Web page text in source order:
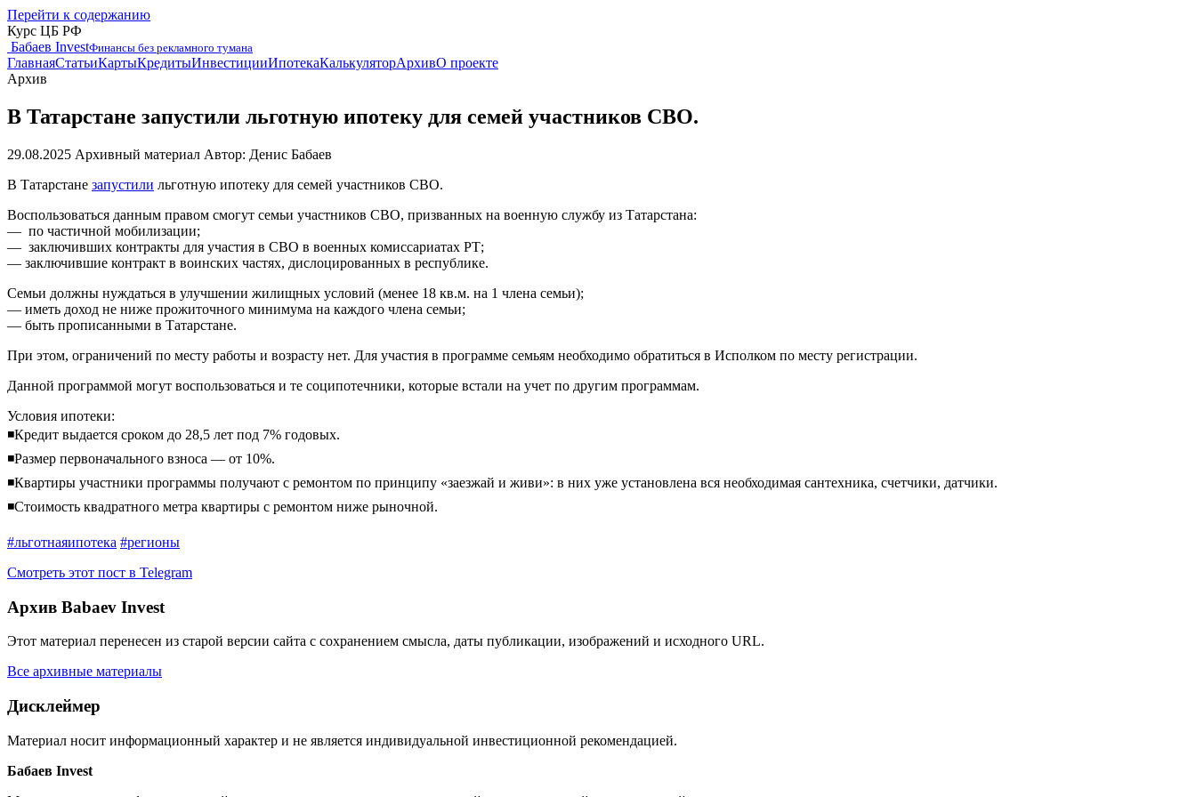
Перейти к содержанию
Курс ЦБ РФ
Бабаев InvestФинансы без рекламного тумана
ГлавнаяСтатьиКартыКредитыИнвестицииИпотекаКалькуляторАрхивО проекте
Архив
В Татарстане запустили льготную ипотеку для семей участников СВО.
29.08.2025 Архивный материал Автор: Денис Бабаев
В Татарстане запустили льготную ипотеку для семей участников СВО.
Воспользоваться данным правом смогут семьи участников СВО, призванных на военную службу из Татарстана:
— по частичной мобилизации;
— заключивших контракты для участия в СВО в военных комиссариатах РТ;
— заключившие контракт в воинских частях, дислоцированных в республике.
Семьи должны нуждаться в улучшении жилищных условий (менее 18 кв.м. на 1 члена семьи);
— иметь доход не ниже прожиточного минимума на каждого члена семьи;
— быть прописанными в Татарстане.
При этом, ограничений по месту работы и возрасту нет. Для участия в программе семьям необходимо обратиться в Исполком по месту регистрации.
Данной программой могут воспользоваться и те соципотечники, которые встали на учет по другим программам.
Условия ипотеки:
◾️Кредит выдается сроком до 28,5 лет под 7% годовых.
◾️Размер первоначального взноса — от 10%.
◾️Квартиры участники программы получают с ремонтом по принципу «заезжай и живи»: в них уже установлена вся необходимая сантехника, счетчики, датчики.
◾️Стоимость квадратного метра квартиры с ремонтом ниже рыночной.
#льготнаяипотека #регионы
Смотреть этот пост в Telegram
Архив Babaev Invest
Этот материал перенесен из старой версии сайта с сохранением смысла, даты публикации, изображений и исходного URL.
Все архивные материалы
Дисклеймер
Материал носит информационный характер и не является индивидуальной инвестиционной рекомендацией.
Бабаев Invest